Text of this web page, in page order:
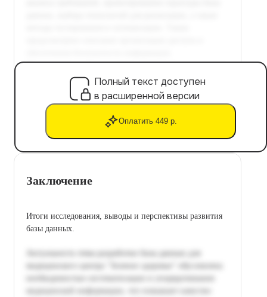
Полный текст доступен
в расширенной версии
Оплатить 449 р.
Заключение
Итоги исследования, выводы и перспективы развития
базы данных.